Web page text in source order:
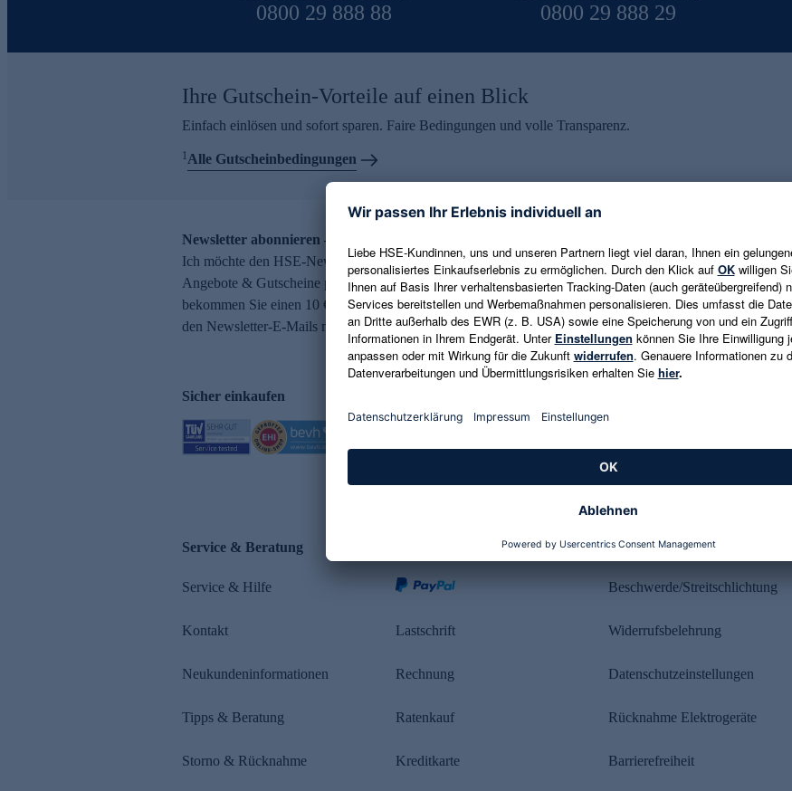
0800 29 888 88 0800 29 888 29
Ihre Gutschein-Vorteile auf einen Blick
Einfach einlösen und sofort sparen. Faire Bedingungen und volle Transparenz.
1Alle Gutscheinbedingungen
Newsletter abonnieren – 10 € Gutschein erhalten
Ich möchte den HSE-Newsletter abonnieren und aktuelle Trends,
Angebote & Gutscheine per E-Mail erhalten. Als Dankeschön
bekommen Sie einen 10 € Gutschein. Eine Abmeldung ist jederzeit in
den Newsletter-E-Mails möglich.
E-Mail-Adresse eingeben
Es gelten die Datenschutzrichtlinien
Sicher einkaufen
Service & Beratung
Service & Hilfe
Kontakt
Neukundeninformationen
Tipps & Beratung
Storno & Rücknahme
Lastschrift
Rechnung
Ratenkauf
Kreditkarte
Rechtliches
Beschwerde/Streitschlichtung
Widerrufsbelehrung
Datenschutzeinstellungen
Rücknahme Elektrogeräte
Barrierefreiheit